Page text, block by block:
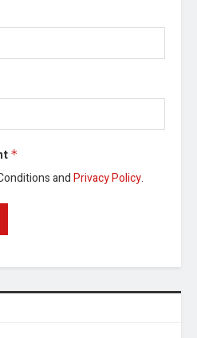
*
andPrivacy Policy.